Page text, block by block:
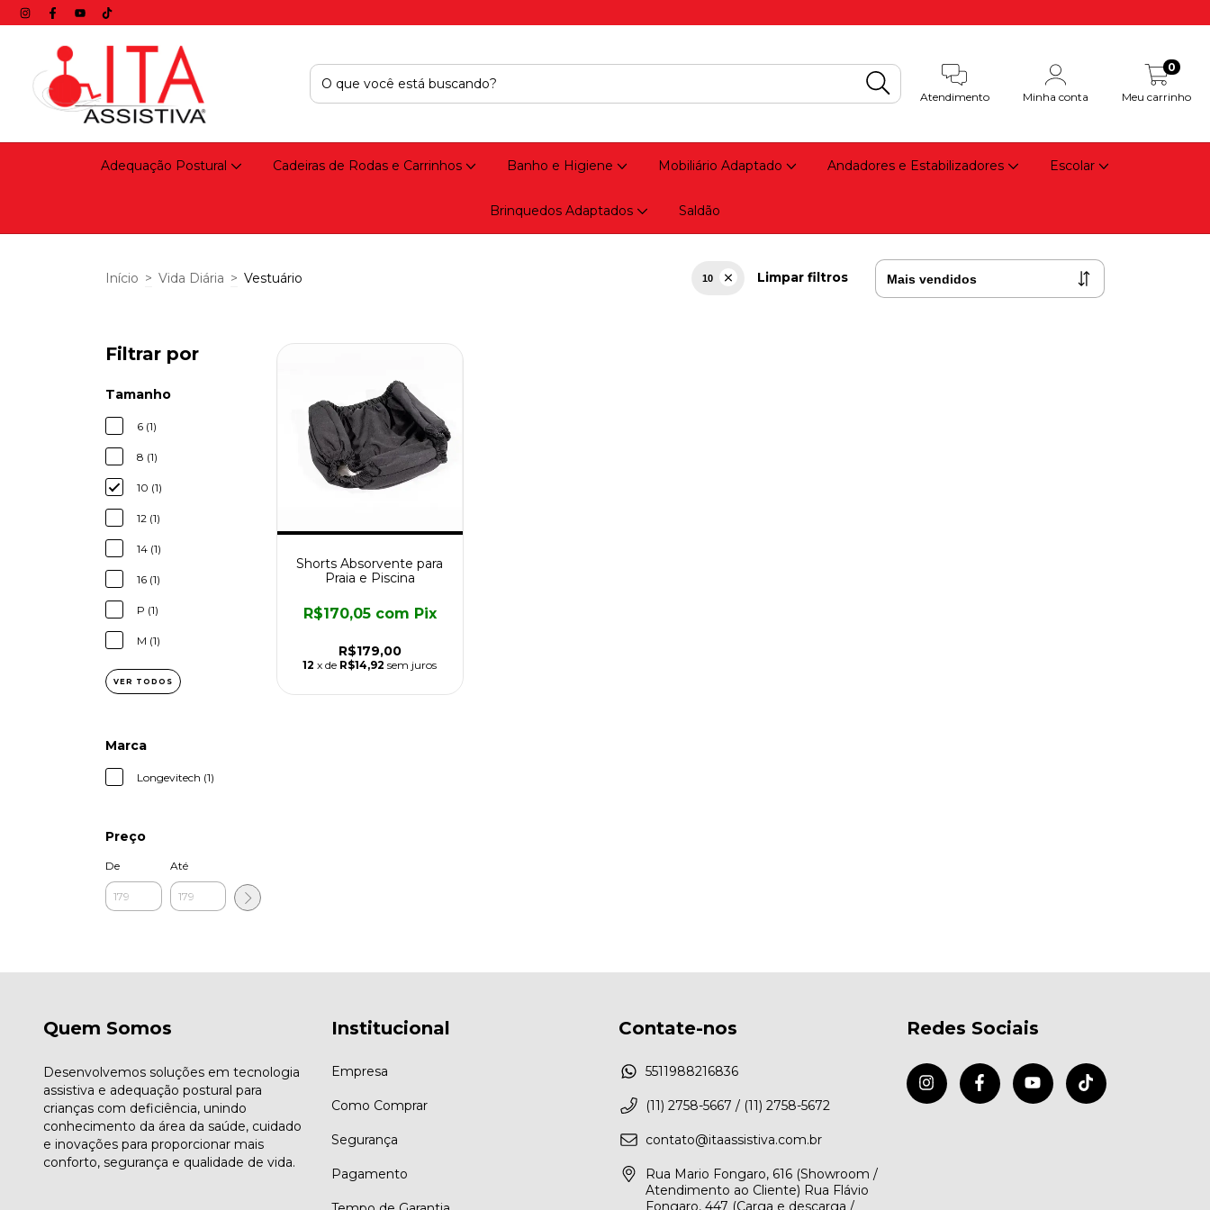
Atendimento Minha conta Meu carrinho
0
Adequação Postural Cadeiras de Rodas e Carrinhos Banho e Higiene Mobiliário Adaptado Andadores e Estabilizadores Escolar
Brinquedos Adaptados Saldão
Início > Vida Diária > Vestuário 10 Limpar filtros
Filtrar por
Tamanho
6 (1)
8 (1)
10 (1)
12 (1)
14 (1)
16 (1)
P (1)
M (1)
VER TODOS
Marca
Longevitech (1)
Preço
De Até
Shorts Absorvente para
Praia e Piscina
R$179,00
R$170,05 com Pix
12 x de R$14,92 sem juros
Quem Somos
Desenvolvemos soluções em tecnologia
assistiva e adequação postural para
crianças com deficiência, unindo
conhecimento da área da saúde, cuidado
e inovações para proporcionar mais
conforto, segurança e qualidade de vida.
Institucional
Empresa
Como Comprar
Segurança
Pagamento
Contate-nos
5511988216836
(11) 2758-5667 / (11) 2758-5672
contato@itaassistiva.com.br
Rua Mario Fongaro, 616 (Showroom /
Atendimento ao Cliente) Rua Flávio
Fongaro, 447 (Carga e descarga /
Redes Sociais